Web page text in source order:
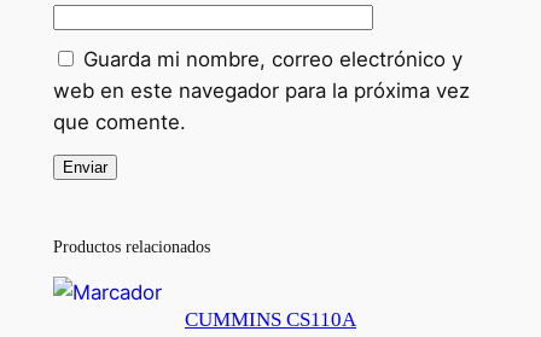
Guarda mi nombre, correo electrónico y
web en este navegador para la próxima vez
que comente.
Productos relacionados
CUMMINS CS110A